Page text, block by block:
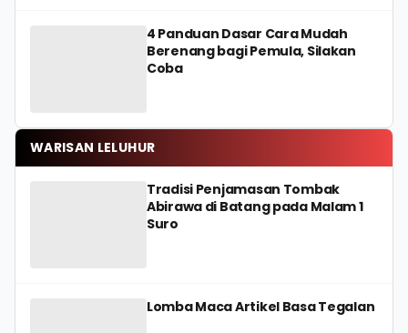
4 Panduan Dasar Cara Mudah
Berenang bagi Pemula, Silakan
Coba
WARISAN LELUHUR
Tradisi Penjamasan Tombak
Abirawa di Batang pada Malam 1
Suro
Lomba Maca Artikel Basa Tegalan